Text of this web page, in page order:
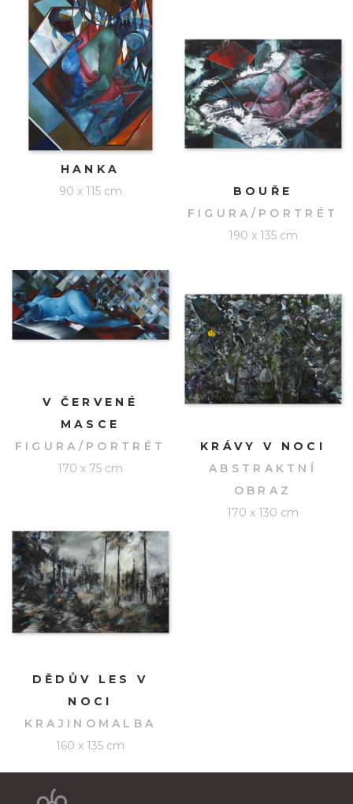
HANKA
90 x 115 cm
V ČERVENÉ
MASCE
FIGURA/PORTRÉT
170 x 75 cm
DĚDŮV LES V
NOCI
KRAJINOMALBA
160 x 135 cm
BOUŘE
FIGURA/PORTRÉT
190 x 135 cm
KRÁVY V NOCI
ABSTRAKTNÍ
OBRAZ
170 x 130 cm